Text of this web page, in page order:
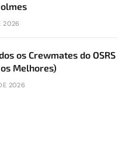
2026
os Crewmates do OSRS
Melhores)
2026